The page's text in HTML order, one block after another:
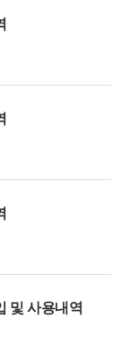
및 사용내역